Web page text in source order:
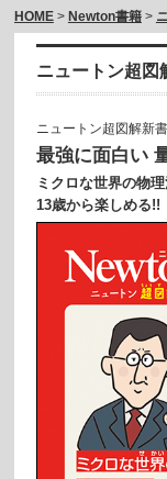
HOME> Newton書籍>
ニュートン超
ニュートン超図解新書
最強に面白い
ミクロな世界の物
13歳から楽しめる!!